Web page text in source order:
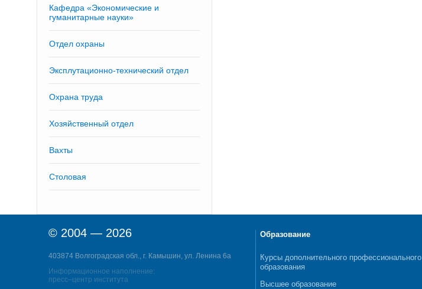
Кафедра «Экономические и
гуманитарные науки»
Отдел охраны
Эксплутационно-технический отдел
Охрана труда
Хозяйственный отдел
Вахты
Столовая
© 2004 — 2026
403874 Волгоградская обл., г. Камышин, ул. Ленина 6а
Информационное наполнение:
пресс–центр института
Образование
Курсы дополнительного профессионального
образования
Высшее образование